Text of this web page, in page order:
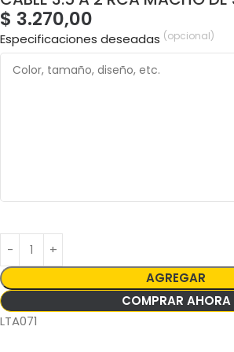
$ 3.270,00
Especificaciones deseadas (opcional)
AGREGAR
COMPRAR AHORA
LTA071